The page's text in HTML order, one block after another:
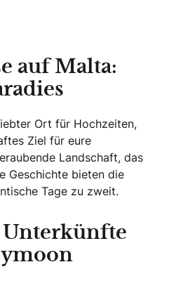
auf Malta:
Ort für Hochzeiten,
Ziel für eure
Landschaft, das
Geschichte bieten die
Tage zu zweit.
Unterkünfte